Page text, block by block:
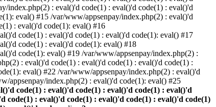
index.php(2) : eval()'d code(1) : eval()'d code(1) : eval()'d
eval() #15 /var/www/appsenpay/index.php(2) : eval()'d
: eval()'d code(1): eval() #16
code(1) : eval()'d code(1) : eval()'d code(1): eval() #17
code(1) : eval()'d code(1): eval() #18
code(1): eval() #19 /var/www/appsenpay/index.php(2) :
: eval()'d code(1) : eval()'d code(1) : eval()'d code(1) :
eval() #22 /var/www/appsenpay/index.php(2) : eval()'d
appsenpay/index.php(2) : eval()'d code(1): eval() #25
code(1) : eval()'d code(1) : eval()'d code(1) : eval()'d
code(1) : eval()'d code(1) : eval()'d code(1) : eval()'d code(1)